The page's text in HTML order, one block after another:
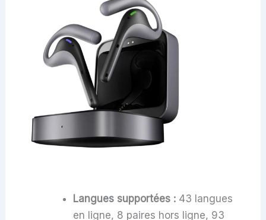
Langues supportées :43 langues
en ligne, 8 paires hors ligne, 93